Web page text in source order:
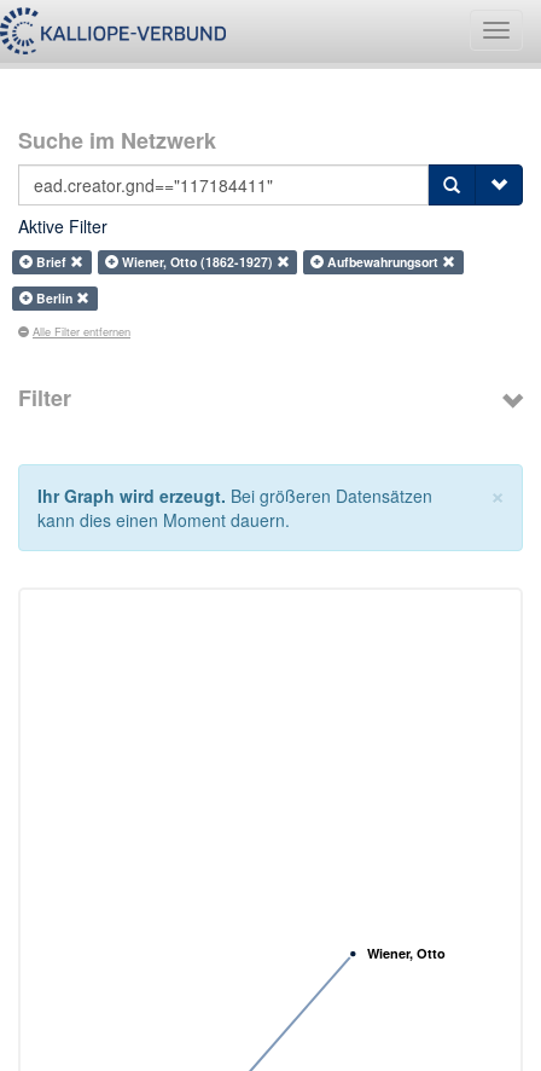
Suche im Netzwerk
Aktive Filter
Brief Wiener, Otto (1862-1927)
Aufbewahrungsort
Berlin
Alle Filter entfernen
Filter
×
Ihr Graph wird erzeugt. Bei größeren Datensätzen
kann dies einen Moment dauern.
Wiener, Otto